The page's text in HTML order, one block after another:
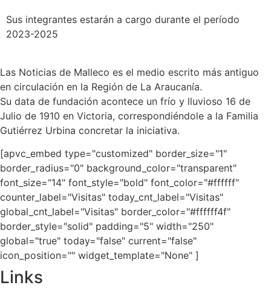
Sus integrantes estarán a cargo durante el período
2023-2025
Las Noticias de Malleco es el medio escrito más antiguo
en circulación en la Región de La Araucanía.
Su data de fundación acontece un frío y lluvioso 16 de
Julio de 1910 en Victoria, correspondiéndole a la Familia
Gutiérrez Urbina concretar la iniciativa.
[apvc_embed type="customized" border_size="1"
border_radius="0" background_color="transparent"
font_size="14" font_style="bold" font_color="#ffffff"
counter_label="Visitas" today_cnt_label="Visitas"
global_cnt_label="Visitas" border_color="#ffffff4f"
border_style="solid" padding="5" width="250"
global="true" today="false" current="false"
icon_position="" widget_template="None" ]
Links